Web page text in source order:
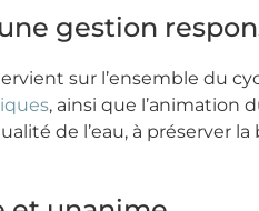
gestion
sur l’ensemble du
, ainsi que l’animation
de l’eau, à préserver